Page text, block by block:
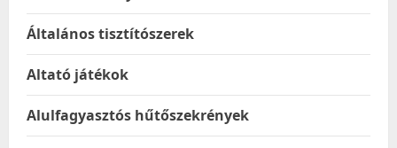
Általános tisztítószerek
Altató játékok
Alulfagyasztós hűtőszekrények